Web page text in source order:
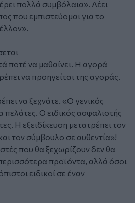
πολλά συμβόλαια». Λέει
που εμπιστεύομαι για το
ποτέ να μαθαίνει. Η αγορά
να προηγείται της αγοράς.
να ξεχνάτε. «Ο γενικός
πελάτες. Ο ειδικός ασφαλιστής
Η εξειδίκευση μετατρέπει τον
τον σύμβουλο σε αυθεντία»!
που θα ξεχωρίζουν δεν θα
προϊόντα, αλλά όσοι
ειδικοί σε έναν